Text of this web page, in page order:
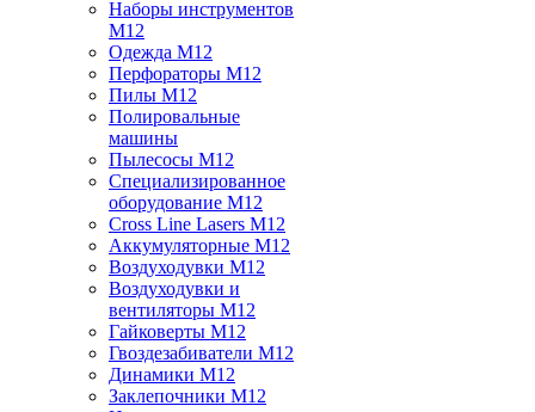
Наборы инструментов
M12
Одежда M12
Перфораторы M12
Пилы M12
Полировальные
машины
Пылесосы M12
Специализированное
оборудование M12
Cross Line Lasers M12
Аккумуляторные M12
Воздуходувки M12
Воздуходувки и
вентиляторы M12
Гайковерты M12
Гвоздезабиватели M12
Динамики M12
Заклепочники M12